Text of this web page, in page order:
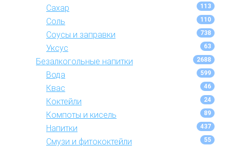
Сахар 113
Соль 110
Соусы и заправки 738
Уксус 63
Безалкогольные напитки 2688
Вода 599
Квас 46
Коктейли 24
Компоты и кисель 89
Напитки 437
Смузи и фитококтейли 55